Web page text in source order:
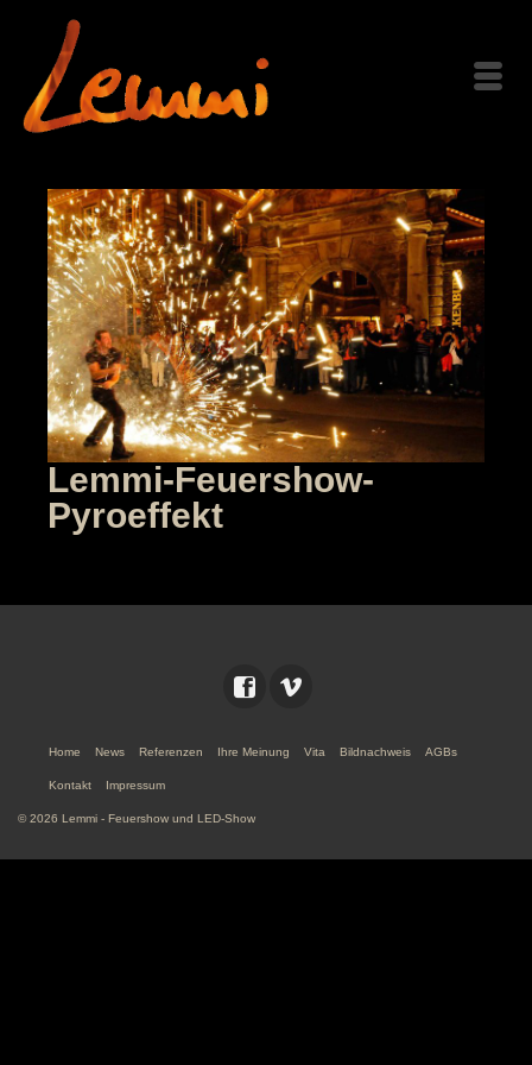
Lemmi-Feuershow-
Pyroeffekt
Home News Referenzen Ihre Meinung Vita Bildnachweis AGBs
Kontakt Impressum
© 2026 Lemmi - Feuershow und LED-Show